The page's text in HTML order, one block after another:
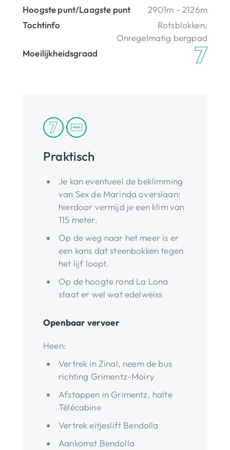
Hoogste punt/Laagste punt
2901m - 2126m
Tochtinfo
Rotsblokken,
Onregelmatig bergpad
Moeilijkheidsgraad
Praktisch
Je kan eventueel de beklimming
van Sex de Marinda overslaan:
hierdoor vermijd je een klim van
115 meter.
Op de weg naar het meer is er
een kans dat steenbokken tegen
het lijf loopt.
Op de hoogte rond La Lona
staat er wel wat edelweiss
Openbaar vervoer
Heen:
Vertrek in Zinal, neem de bus
richting Grimentz-Moiry
Afstappen in Grimentz, halte
Télécabine
Vertrek eitjeslift Bendolla
Aankomst Bendolla